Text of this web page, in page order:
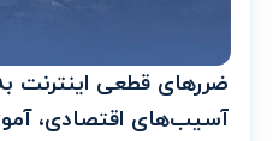
ضررهای قطعی اینترنت
آسیب‌های اقتصادی،